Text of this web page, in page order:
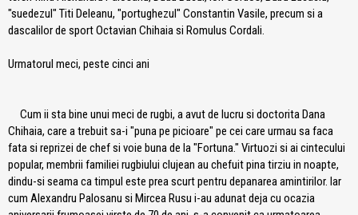
"suedezul" Titi Deleanu, "portughezul" Constantin Vasile, precum si a
dascalilor de sport Octavian Chihaia si Romulus Cordali.
Urmatorul meci, peste cinci ani
Cum ii sta bine unui meci de rugbi, a avut de lucru si doctorita Dana
Chihaia, care a trebuit sa-i "puna pe picioare" pe cei care urmau sa faca
fata si reprizei de chef si voie buna de la "Fortuna." Virtuozi si ai cintecului
popular, membrii familiei rugbiului clujean au chefuit pina tirziu in noapte,
dindu-si seama ca timpul este prea scurt pentru depanarea amintirilor. Iar
cum Alexandru Palosanu si Mircea Rusu i-au adunat deja cu ocazia